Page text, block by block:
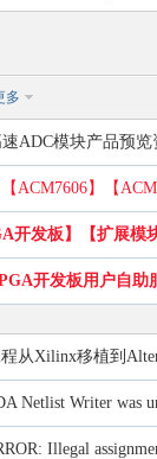
多
速ADC模块产品预览
ACM7606】【
开发板】【扩展模
开发板用户自助
从Xilinx移植到
Netlist Writer was
Illegal